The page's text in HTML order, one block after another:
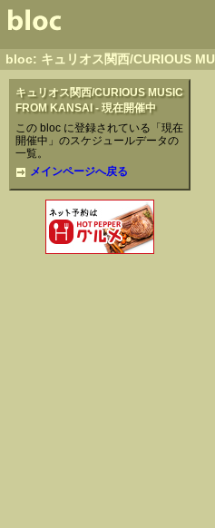
bloc: キュリオス関西/CURIOUS
キュリオス関西/CURIOUS MUSIC
FROM KANSAI - 現在開催中
この bloc に登録されている「現在
開催中」のスケジュールデータの
一覧。
メインページへ戻る